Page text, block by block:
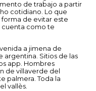
de trabajo a partir
cotidiano. Lo que
de evitar este
cuenta como te
a jimena de
Sitios de las
app. Hombres
de villaverde del
palmera. Toda la
vallès.